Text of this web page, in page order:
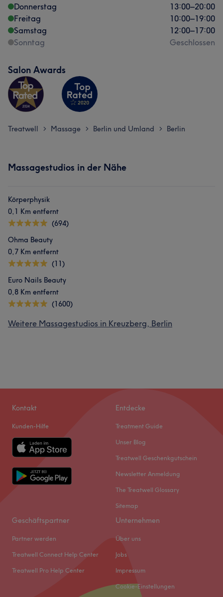
Donnerstag
13:00–20:00
Freitag
10:00–19:00
Samstag
12:00–17:00
Sonntag
Geschlossen
Salon Awards
Treatwell > Massage > Berlin und Umland > Berlin
Massagestudios in der Nähe
Körperphysik
0,1 Km entfernt
(694)
Ohma Beauty
0,7 Km entfernt
(11)
Euro Nails Beauty
0,8 Km entfernt
(1600)
Weitere Massagestudios in Kreuzberg, Berlin
Kontakt
Kunden-Hilfe
Entdecke
Treatment Guide
Unser Blog
Treatwell Geschenkgutschein
Newsletter Anmeldung
The Treatwell Glossary
Sitemap
Geschäftspartner
Partner werden
Treatwell Connect Help Center
Treatwell Pro Help Center
Unternehmen
Über uns
Jobs
Impressum
Cookie-Einstellungen